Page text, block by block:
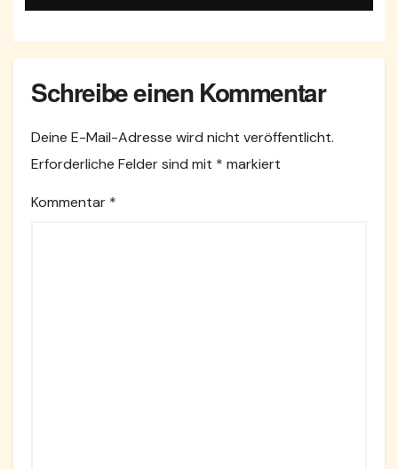
Schreibe einen Kommentar
Deine E-Mail-Adresse wird nicht veröffentlicht.
Erforderliche Felder sind mit * markiert
Kommentar *